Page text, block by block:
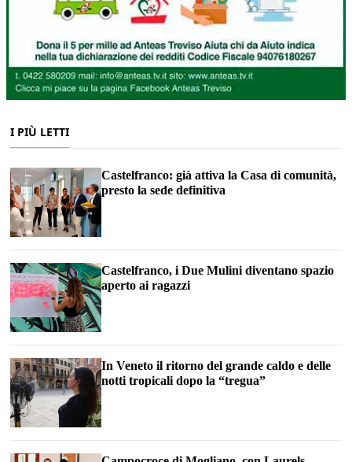
I PIÙ LETTI
Castelfranco: già attiva la Casa di comunità,
presto la sede definitiva
Castelfranco, i Due Mulini diventano spazio
aperto ai ragazzi
In Veneto il ritorno del grande caldo e delle
notti tropicali dopo la “tregua”